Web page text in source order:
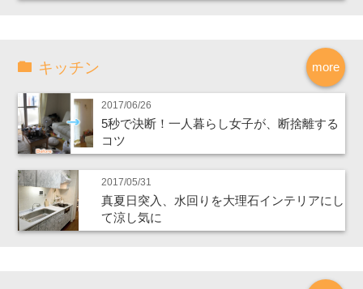
more
キッチン
2017/06/26
5秒で決断！一人暮らし女子が、断捨離する
コツ
2017/05/31
真夏日突入、水回りを大理石インテリアにし
て涼し気に